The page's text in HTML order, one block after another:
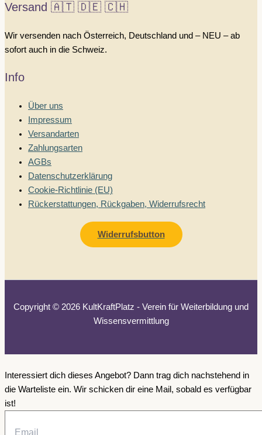
Versand 🇦🇹 🇩🇪 🇨🇭
Wir versenden nach Österreich, Deutschland und – NEU – ab
sofort auch in die Schweiz.
Info
Über uns
Impressum
Versandarten
Zahlungsarten
AGBs
Datenschutzerklärung
Cookie-Richtlinie (EU)
Rückerstattungen, Rückgaben, Widerrufsrecht
Widerrufsbutton
Copyright © 2026 KultKraftPlatz - Verein für Weiterbildung und
Wissensvermittlung
Interessiert dich dieses Angebot? Dann trag dich nachstehend in
die Warteliste ein. Wir schicken dir eine Mail, sobald es verfügbar
ist!